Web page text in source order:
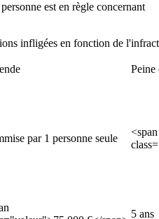
est en règle concernant
infligées en fonction de
Peine
par 1 personne seule
<span
5 ans